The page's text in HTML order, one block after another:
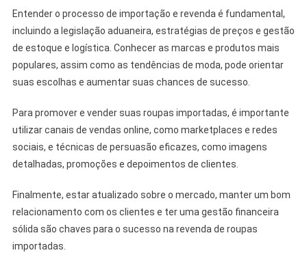
Entender o processo de importação e revenda é fundamental,
incluindo a legislação aduaneira, estratégias de preços e gestão
de estoque e logística. Conhecer as marcas e produtos mais
populares, assim como as tendências de moda, pode orientar
suas escolhas e aumentar suas chances de sucesso.
Para promover e vender suas roupas importadas, é importante
utilizar canais de vendas online, como marketplaces e redes
sociais, e técnicas de persuasão eficazes, como imagens
detalhadas, promoções e depoimentos de clientes.
Finalmente, estar atualizado sobre o mercado, manter um bom
relacionamento com os clientes e ter uma gestão financeira
sólida são chaves para o sucesso na revenda de roupas
importadas.